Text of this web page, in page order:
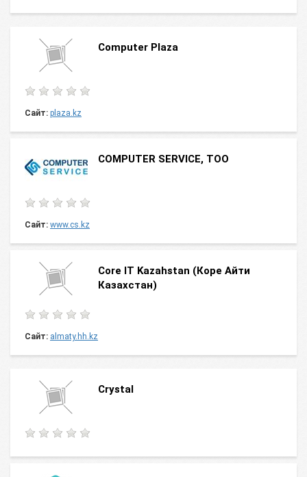
Computer Plaza
Сайт: plaza.kz
COMPUTER SERVICE, TOO
Сайт: www.cs.kz
Core IT Kazahstan (Коре Айти
Казахстан)
Сайт: almaty.hh.kz
Crystal